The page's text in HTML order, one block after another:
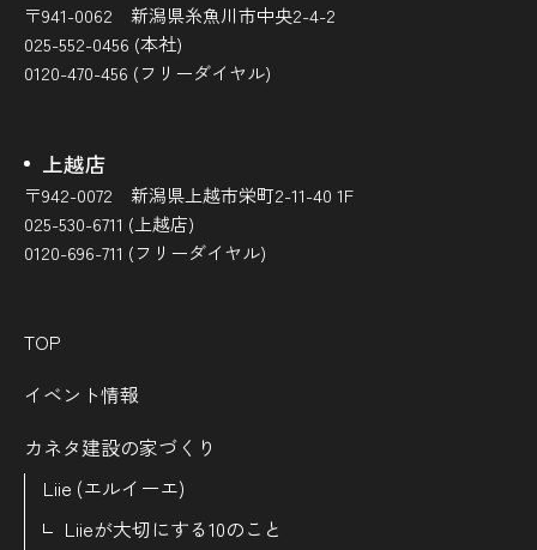
〒941-0062 新潟県糸魚川市中央2-4-2
025-552-0456 (本社)
0120-470-456 (フリーダイヤル)
上越店
〒942-0072 新潟県上越市栄町2-11-40 1F
025-530-6711 (上越店)
0120-696-711 (フリーダイヤル)
TOP
イベント情報
カネタ建設の家づくり
Liie (エルイーエ)
Liieが大切にする10のこと